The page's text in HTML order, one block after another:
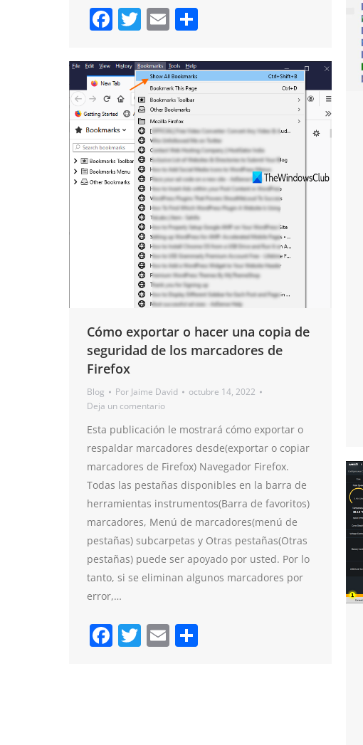
Facebook
Twitter
Email
Cómo exportar o hacer una copia de
seguridad de los marcadores de
Firefox
Blog Por Jaime David
octubre 14, 2022
Deja un comentario
Esta publicación le mostrará cómo exportar o
respaldar marcadores desde(exportar o copiar
marcadores de Firefox) Navegador Firefox.
Todas las pestañas disponibles en la barra de
herramientas instrumentos(Barra de favoritos)
marcadores, Menú de marcadores(menú de
pestañas) subcarpetas y Otras pestañas(Otras
pestañas) puede ser apoyado por usted. Por lo
tanto, si se eliminan algunos marcadores por
error,…
Facebook
Twitter
Email